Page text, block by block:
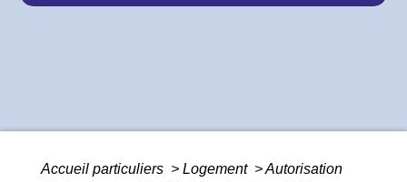
Accueil particuliers > Logement >Autorisation